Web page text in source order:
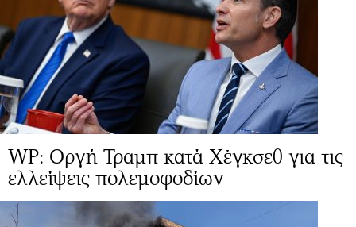
WP: Οργή Τραμπ κατά Χέγκσεθ για τις
ελλείψεις πολεμοφοδίων